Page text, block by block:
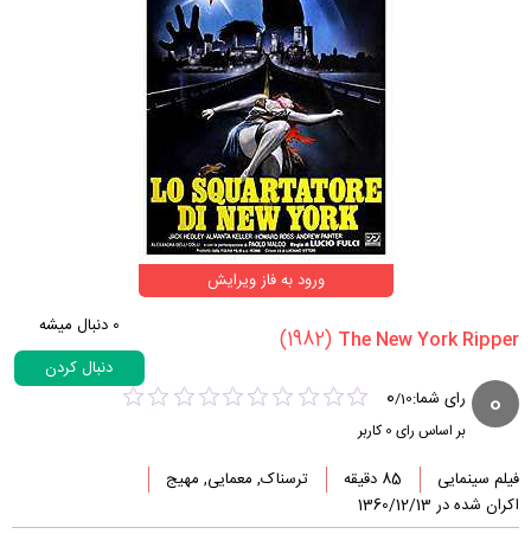
ورود به فاز ویرایش
(1982)
0 دنبال میشه
دنبال کردن
0 رای شما: 0/10
بر اساس رای 0کاربر
فیلم سینمایی 85 دقیقه
ترسناک, معمایی, مهیج
اکران شده در 1360/12/13